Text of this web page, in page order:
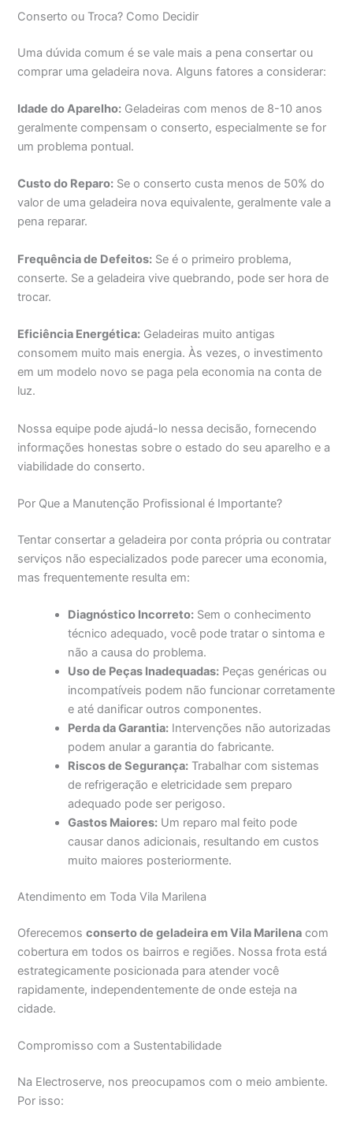
Conserto ou Troca? Como Decidir
Uma dúvida comum é se vale mais a pena consertar ou
comprar uma geladeira nova. Alguns fatores a considerar:
Idade do Aparelho: Geladeiras com menos de 8-10 anos
geralmente compensam o conserto, especialmente se for
um problema pontual.
Custo do Reparo: Se o conserto custa menos de 50% do
valor de uma geladeira nova equivalente, geralmente vale a
pena reparar.
Frequência de Defeitos: Se é o primeiro problema,
conserte. Se a geladeira vive quebrando, pode ser hora de
trocar.
Eficiência Energética: Geladeiras muito antigas
consomem muito mais energia. Às vezes, o investimento
em um modelo novo se paga pela economia na conta de
luz.
Nossa equipe pode ajudá-lo nessa decisão, fornecendo
informações honestas sobre o estado do seu aparelho e a
viabilidade do conserto.
Por Que a Manutenção Profissional é Importante?
Tentar consertar a geladeira por conta própria ou contratar
serviços não especializados pode parecer uma economia,
mas frequentemente resulta em:
Diagnóstico Incorreto: Sem o conhecimento
técnico adequado, você pode tratar o sintoma e
não a causa do problema.
Uso de Peças Inadequadas: Peças genéricas ou
incompatíveis podem não funcionar corretamente
e até danificar outros componentes.
Perda da Garantia: Intervenções não autorizadas
podem anular a garantia do fabricante.
Riscos de Segurança: Trabalhar com sistemas
de refrigeração e eletricidade sem preparo
adequado pode ser perigoso.
Gastos Maiores: Um reparo mal feito pode
causar danos adicionais, resultando em custos
muito maiores posteriormente.
Atendimento em Toda Vila Marilena
Oferecemosconserto de geladeira em Vila Marilena com
cobertura em todos os bairros e regiões. Nossa frota está
estrategicamente posicionada para atender você
rapidamente, independentemente de onde esteja na
cidade.
Compromisso com a Sustentabilidade
Na Electroserve, nos preocupamos com o meio ambiente.
Por isso: